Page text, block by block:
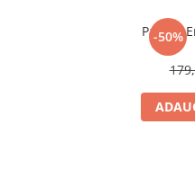
-50%
Pachet